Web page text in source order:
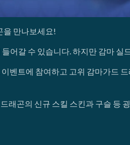
을 만나보세요!
어갈 수 있습니다. 하지만 감마
벤트에 참여하고 고위 감마가드
래곤의 신규 스킬 스킨과 구슬 등